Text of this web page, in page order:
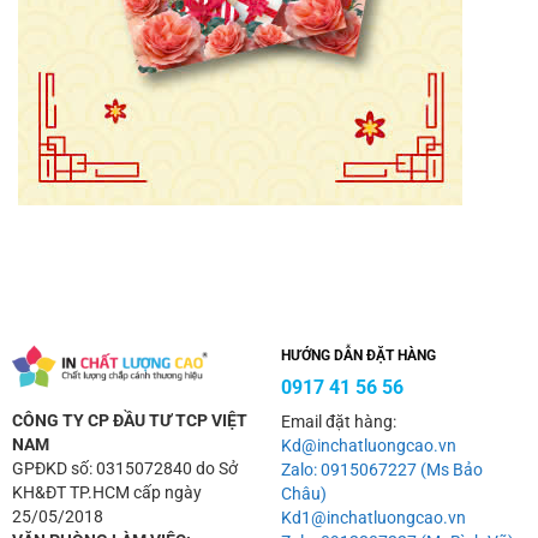
CÔNG TY CP ĐẦU TƯ TCP VIỆT
NAM
GPĐKD số: 0315072840 do Sở
KH&ĐT TP.HCM cấp ngày
25/05/2018
HƯỚNG DẪN ĐẶT HÀNG
0917 41 56 56
Email đặt hàng:
Kd@inchatluongcao.vn
Zalo: 0915067227 (Ms Bảo
Châu)
Kd1@inchatluongcao.vn